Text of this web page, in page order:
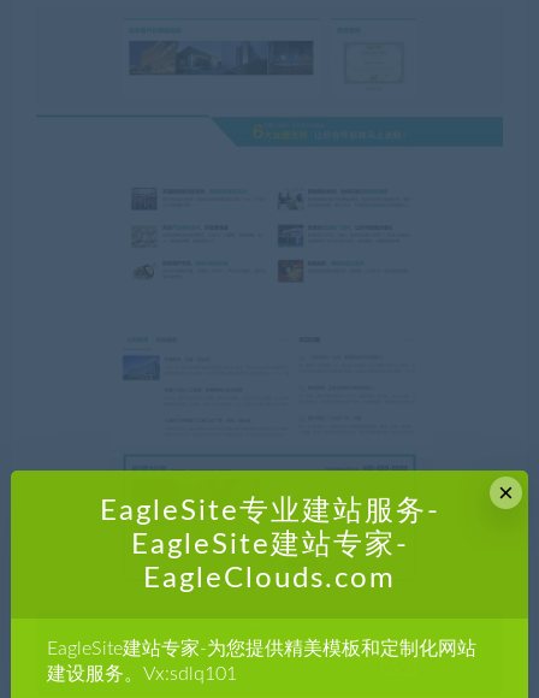
×
EagleSite专业建站服务-
EagleSite建站专家-
EagleClouds.com
EagleSite建站专家-为您提供精美模板和定制化网站
建设服务。Vx:sdlq101